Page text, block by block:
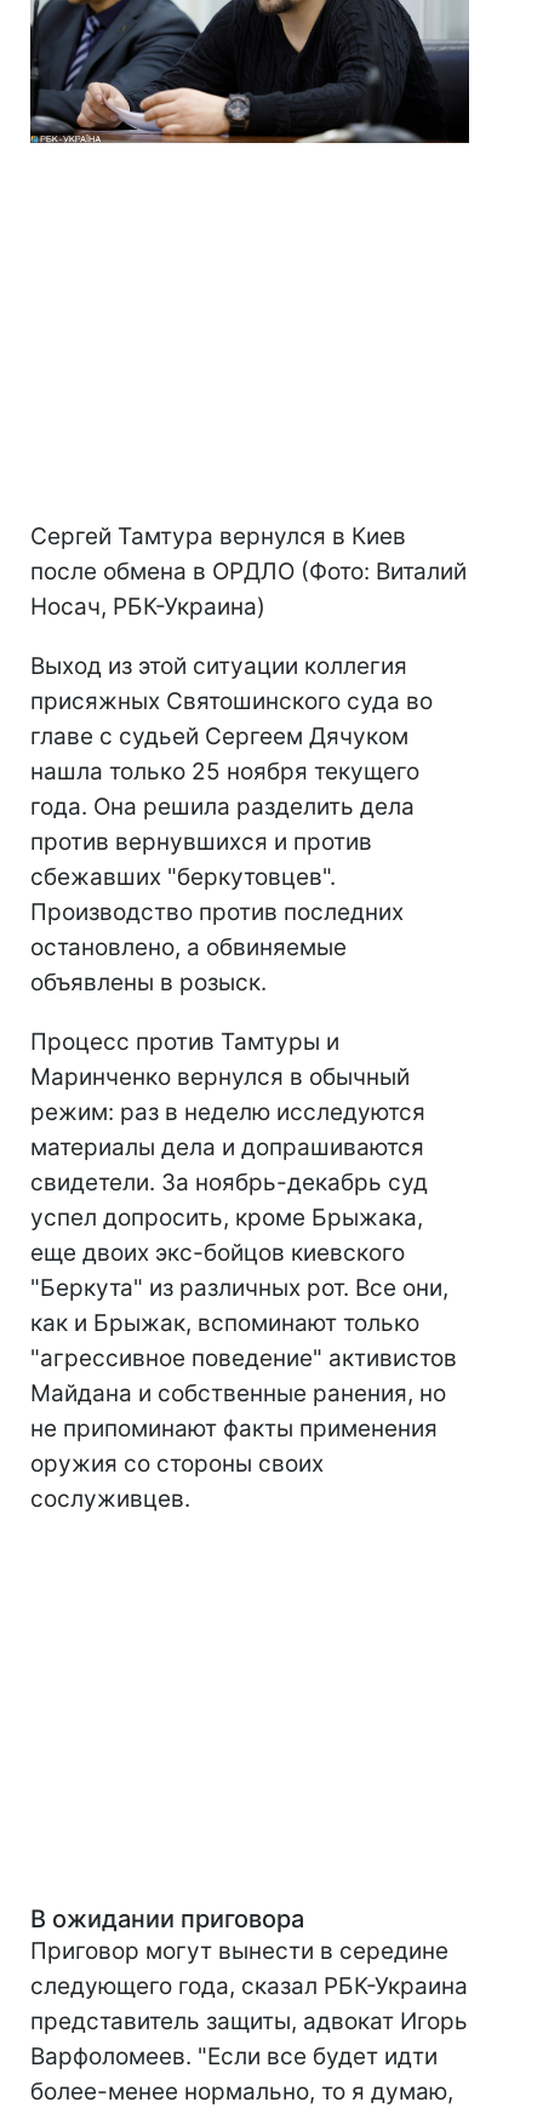
Сергей Тамтура вернулся в Киев
после обмена в ОРДЛО (Фото: Виталий
Носач, РБК-Украина)
Выход из этой ситуации коллегия
присяжных Святошинского суда во
главе с судьей Сергеем Дячуком
нашла только 25 ноября текущего
года. Она решила разделить дела
против вернувшихся и против
сбежавших "беркутовцев".
Производство против последних
остановлено, а обвиняемые
объявлены в розыск.
Процесс против Тамтуры и
Маринченко вернулся в обычный
режим: раз в неделю исследуются
материалы дела и допрашиваются
свидетели. За ноябрь-декабрь суд
успел допросить, кроме Брыжака,
еще двоих экс-бойцов киевского
"Беркута" из различных рот. Все они,
как и Брыжак, вспоминают только
"агрессивное поведение" активистов
Майдана и собственные ранения, но
не припоминают факты применения
оружия со стороны своих
сослуживцев.
В ожидании приговора
Приговор могут вынести в середине
следующего года, сказал РБК-Украина
представитель защиты, адвокат Игорь
Варфоломеев. "Если все будет идти
более-менее нормально, то я думаю,